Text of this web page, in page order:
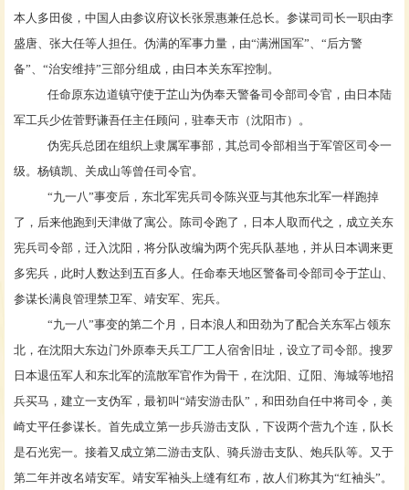
本人多田俊，中国人由参议府议长张景惠兼任总长。参谋司司长一职由李
盛唐、张大任等人担任。伪满的军事力量，由“满洲国军”、“后方警
备”、“治安维持”三部分组成，由日本关东军控制。
任命原东边道镇守使于芷山为伪奉天警备司令部司令官，由日本陆
军工兵少佐菅野谦吾任主任顾问，驻奉天市（沈阳市）。
伪宪兵总团在组织上隶属军事部，其总司令部相当于军管区司令一
级。杨镇凯、关成山等曾任司令官。
“九一八”事变后，东北军宪兵司令陈兴亚与其他东北军一样跑掉
了，后来他跑到天津做了寓公。陈司令跑了，日本人取而代之，成立关东
宪兵司令部，迁入沈阳，将分队改编为两个宪兵队基地，并从日本调来更
多宪兵，此时人数达到五百多人。任命奉天地区警备司令部司令于芷山、
参谋长满良管理禁卫军、靖安军、宪兵。
“九一八”事变的第二个月，日本浪人和田劲为了配合关东军占领东
北，在沈阳大东边门外原奉天兵工厂工人宿舍旧址，设立了司令部。搜罗
日本退伍军人和东北军的流散军官作为骨干，在沈阳、辽阳、海城等地招
兵买马，建立一支伪军，最初叫“靖安游击队”，和田劲自任中将司令，美
崎丈平任参谋长。首先成立第一步兵游击支队，下设两个营九个连，队长
是石光宪一。接着又成立第二游击支队、骑兵游击支队、炮兵队等。又于
第二年并改名靖安军。靖安军袖头上缝有红布，故人们称其为“红袖头”。